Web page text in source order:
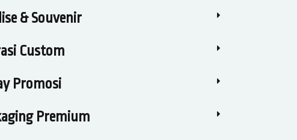
& Souvenir
Custom
Promosi
Premium